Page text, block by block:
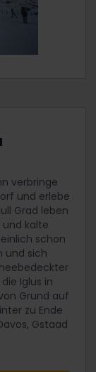
verbringe
und erlebe
Grad leben
kalte
schon
und sich
Iglus in
Grund auf
zu Ende
Gstaad